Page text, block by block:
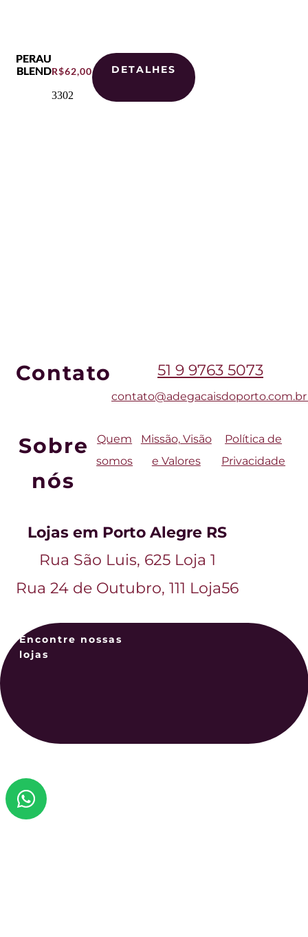
PERAU
BLENDR$62,00
3302
DETALHES
Contato 51 9 9763 5073
contato@adegacaisdoporto.com
Sobre
nós
Quem
somos
Missão, Visão
e Valores
Política de
Privacidade
Lojas em Porto Alegre RS
Rua São Luis, 625 Loja 1
Rua 24 de Outubro, 111 Loja56
Encontre nossas
lojas